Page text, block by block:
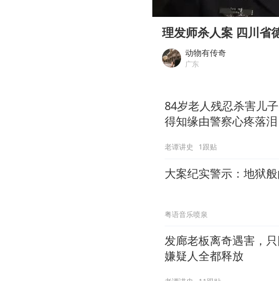
我国外
东航：
中国女
夯实基础
理发师杀人案 四川省
动物有传奇
广东
84岁老人残忍杀害儿
得知缘由警察心疼落泪
老谭讲史 1跟贴
大案纪实警示：地狱
粤语音乐喷泉
发廊老板离奇遇害，
嫌疑人全都释放